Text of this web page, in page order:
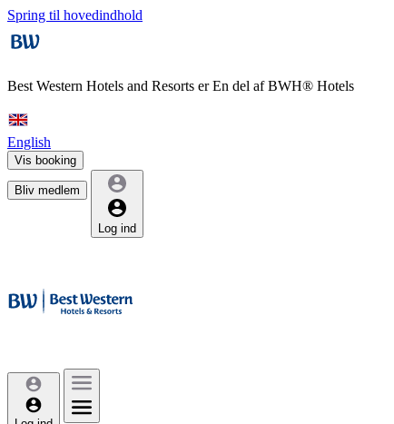
Spring til hovedindhold
Best Western Hotels and Resorts erEn del af BWH® Hotels
English
Vis booking
Bliv medlem
Log ind